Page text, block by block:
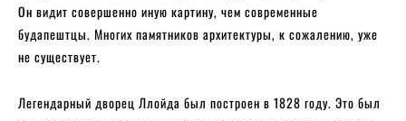
Он видит совершенно иную картину, чем современные
будапештцы. Многих памятников архитектуры, к сожалению, уже
не существует.
Легендарный дворец Ллойда был построен в 1828 году. Это был